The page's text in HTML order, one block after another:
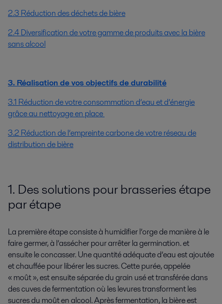
2.3 Réduction des déchets de bière
2.4 Diversification de votre gamme de produits avec la bière
sans alcool
3. Réalisation de vos objectifs de durabilité
3.1 Réduction de votre consommation d’eau et d’énergie
grâce au nettoyage en place
3.2 Réduction de l’empreinte carbone de votre réseau de
distribution de bière
1. Des solutions pour brasseries étape
par étape
La première étape consiste à humidifier l’orge de manière à le
faire germer, à l’assécher pour arrêter la germination. et
ensuite le concasser. Une quantité adéquate d’eau est ajoutée
et chauffée pour libérer les sucres. Cette purée, appelée
« moût », est ensuite séparée du grain usé et transférée dans
des cuves de fermentation où les levures transforment les
sucres du moût en alcool. Après fermentation, la bière est